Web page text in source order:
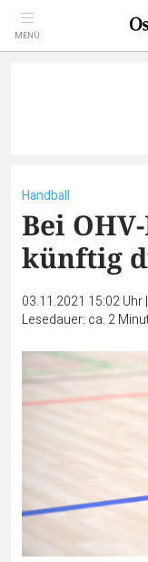
MENÜ
Handball
Bei
künftig
03.11.2021 15:02 Uhr|
Lesedauer: ca. 2